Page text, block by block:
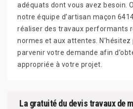
adéquats dont vous avez besoin.
notre équipe d’artisan maçon
réaliser des travaux performants
normes et aux attentes.
parvenir votre demande afin
appropriée à votre projet.
La gratuité du devis travaux de